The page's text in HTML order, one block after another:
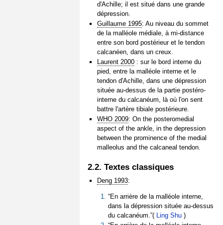
d'Achille; il est situé dans une grande
dépression.
Guillaume 1995: Au niveau du sommet
de la malléole médiale, à mi-distance
entre son bord postérieur et le tendon
calcanéen, dans un creux.
Laurent 2000 : sur le bord interne du
pied, entre la malléole interne et le
tendon d'Achille, dans une dépression
située au-dessus de la partie postéro-
interne du calcanéum, là où l'on sent
battre l'artère tibiale postérieure.
WHO 2009: On the posteromedial
aspect of the ankle, in the depression
between the prominence of the medial
malleolus and the calcaneal tendon.
2.2. Textes classiques
Deng 1993:
“En arrière de la malléole interne,
dans la dépression située au-dessus
du calcanéum.”( Ling Shu)